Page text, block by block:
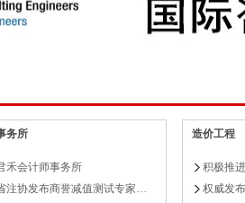
务所
禾会计师事务所
注协发布商誉减值测试专家…
造价工程
积极推
权威发